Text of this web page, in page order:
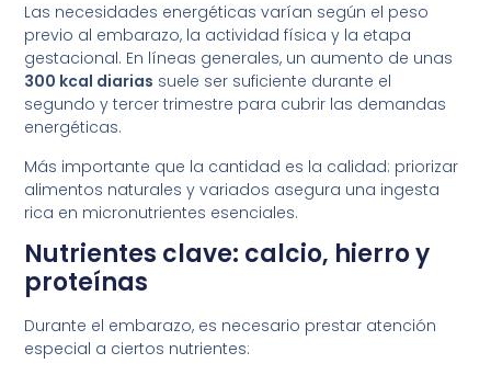
Las necesidades energéticas varían según el peso
previo al embarazo, la actividad física y la etapa
gestacional. En líneas generales, un aumento de unas
300 kcal diarias suele ser suficiente durante el
segundo y tercer trimestre para cubrir las demandas
energéticas.
Más importante que la cantidad es la calidad: priorizar
alimentos naturales y variados asegura una ingesta
rica en micronutrientes esenciales.
Nutrientes clave: calcio, hierro y
proteínas
Durante el embarazo, es necesario prestar atención
especial a ciertos nutrientes: